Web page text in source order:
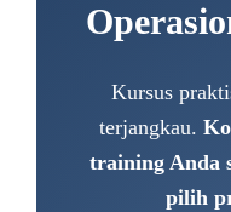
Kursus
terjangkau.
training Anda
pilih